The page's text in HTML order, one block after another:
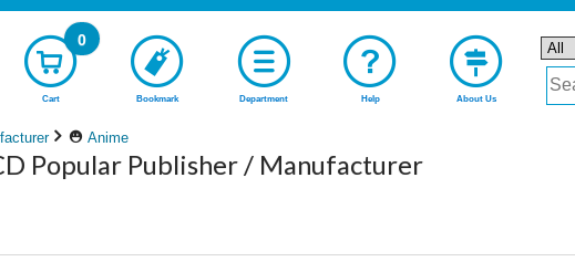
Cart
0
Bookmark Department Help About Us
Anime
Popular Publisher / Manufacturer